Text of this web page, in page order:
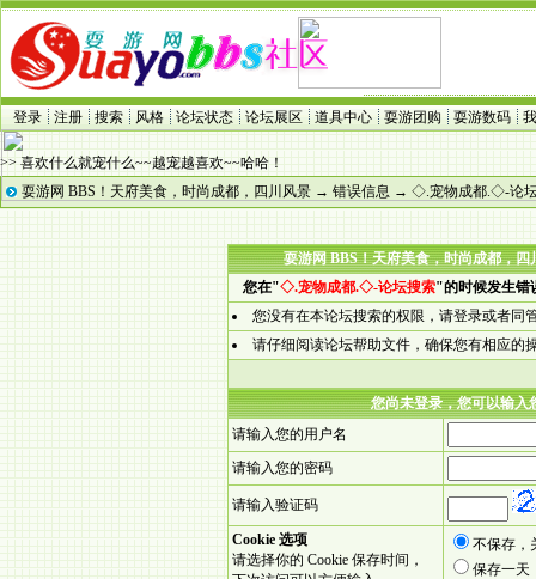
登录 注册 搜索 风格 论坛状态 论坛展区 道具中心 耍游团购 耍游数码
>> 喜欢什么就宠什么~~越宠越喜欢~~哈哈！
耍游网 BBS！天府美食，时尚成都，四川风景 → 错误信息 → ◇.宠物成都.◇-论
耍游网 BBS！天府美食，时尚成都，
您在"◇.宠物成都.◇-论坛搜索"的时候发生错
您没有在本论坛搜索的权限，请登录或者同
请仔细阅读论坛帮助文件，确保您有相应的
您尚未登录，您可以输入
请输入您的用户名
请输入您的密码
请输入验证码
Cookie 选项
请选择你的 Cookie 保存时间，
不保存，
保存一天